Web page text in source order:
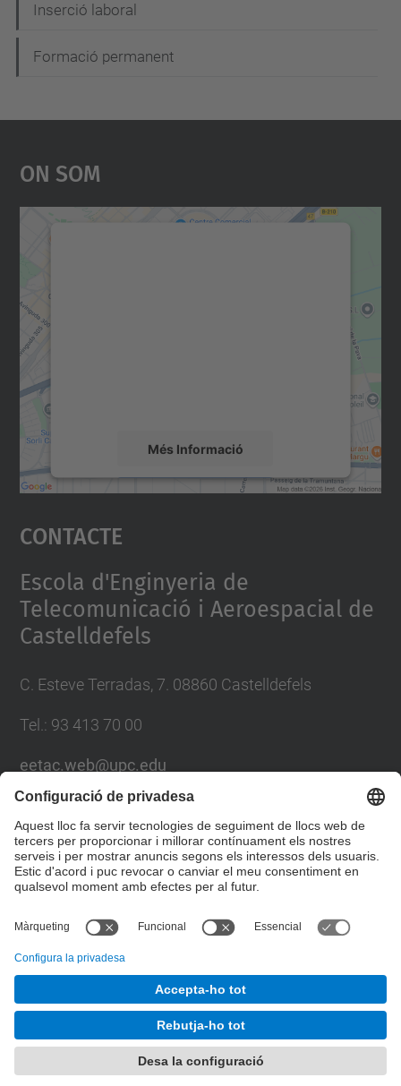
Inserció laboral
Formació permanent
On Som
Més Informació
Accepta
powered by
Contacte
Escola d'Enginyeria de
Telecomunicació i Aeroespacial de
Castelldefels
C. Esteve Terradas, 7. 08860 Castelldefels
Tel.: 93 413 70 00
eetac.web@upc.edu
Llista Xarxes Socials
© UPCEscola d'Enginyeria de Telecomunicació i
Aeroespacial de Castelldefels
Desenvolupat amb
Mapa del lloc
Accessibilitat